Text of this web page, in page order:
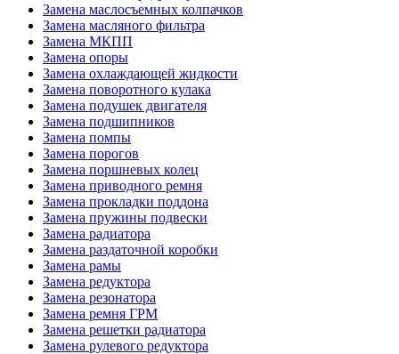
Замена маслосъемных колпачков
Замена масляного фильтра
Замена МКПП
Замена опоры
Замена охлаждающей жидкости
Замена поворотного кулака
Замена подушек двигателя
Замена подшипников
Замена помпы
Замена порогов
Замена поршневых колец
Замена приводного ремня
Замена прокладки поддона
Замена пружины подвески
Замена радиатора
Замена раздаточной коробки
Замена рамы
Замена редуктора
Замена резонатора
Замена ремня ГРМ
Замена решетки радиатора
Замена рулевого редуктора